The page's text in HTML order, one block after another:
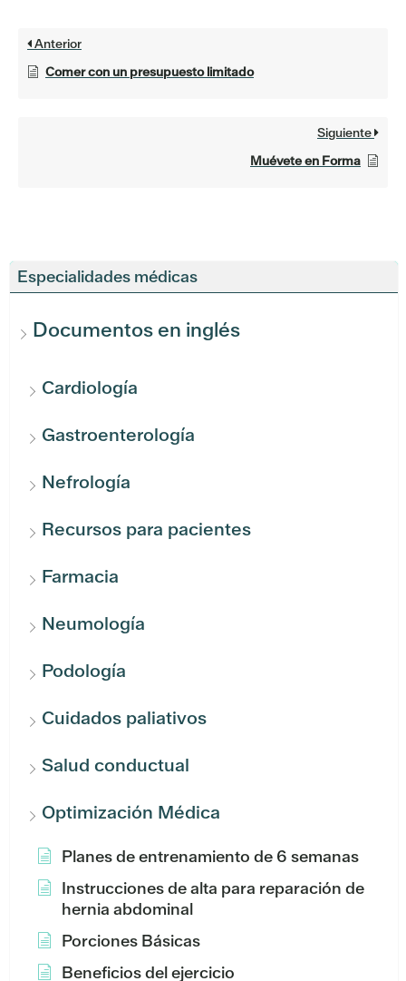
Especialidades médicas
Documentos en inglés
Cardiología
Gastroenterología
Nefrología
Recursos para pacientes
Farmacia
Neumología
Podología
Cuidados paliativos
Salud conductual
Optimización Médica
Planes de entrenamiento de 6 semanas
Instrucciones de alta para reparación de
hernia abdominal
Porciones Básicas
Beneficios del ejercicio
Anterior
Comer con un presupuesto limitado
Siguiente
Muévete en Forma